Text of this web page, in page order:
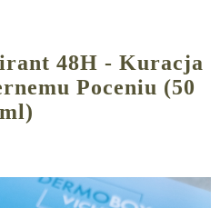
48H - Kuracja
Poceniu (50
ml)